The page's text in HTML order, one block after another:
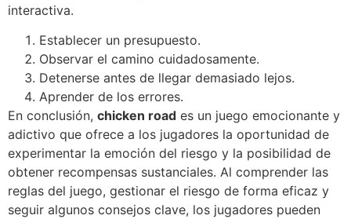
interactiva.
Establecer un presupuesto.
Observar el camino cuidadosamente.
Detenerse antes de llegar demasiado lejos.
Aprender de los errores.
En conclusión, chicken road es un juego emocionante y
adictivo que ofrece a los jugadores la oportunidad de
experimentar la emoción del riesgo y la posibilidad de
obtener recompensas sustanciales. Al comprender las
reglas del juego, gestionar el riesgo de forma eficaz y
seguir algunos consejos clave, los jugadores pueden